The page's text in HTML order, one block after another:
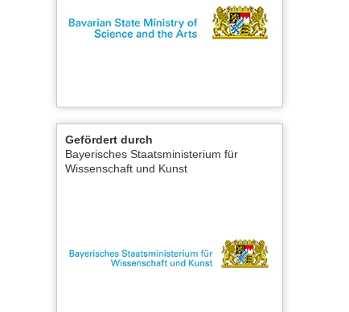
Gefördert durch
Bayerisches Staatsministerium für
Wissenschaft und Kunst